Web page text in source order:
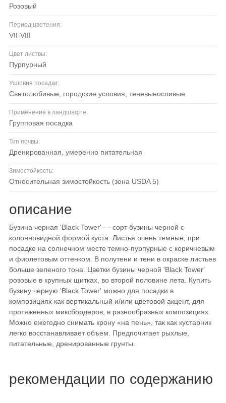
розовый
Период цветения:
VII-VIII
Цвет листвы:
пурпурный
Условия посадки:
светолюбивые, городские условия, теневыносливые
Применение в ландшафте:
групповая посадка
Тип почвы:
дренированная, умеренно питательная
Зимостойкость:
относительная зимостойкость (зона USDA 5)
описание
Бузина черная 'Black Tower' — сорт бузины черной с
колонновидной формой куста. Листья очень темные, при
посадке на солнечном месте темно-пурпурные с коричневым
и фиолетовым оттенком. В полутени и тени в окраске листьев
больше зеленого тона. Цветки бузины черной 'Black Tower'
розовые в крупных щитках, во второй половине лета. Купить
бузину черную 'Black Tower' можно для посадки в
композициях как вертикальный и/или цветовой акцент, для
протяженных миксбордеров, в разнообразных композициях.
Можно ежегодно снимать крону «на пень», так как кустарник
легко восстанавливает объем. Предпочитает рыхлые,
питательные, дренированные грунты.
рекомендации по содержанию